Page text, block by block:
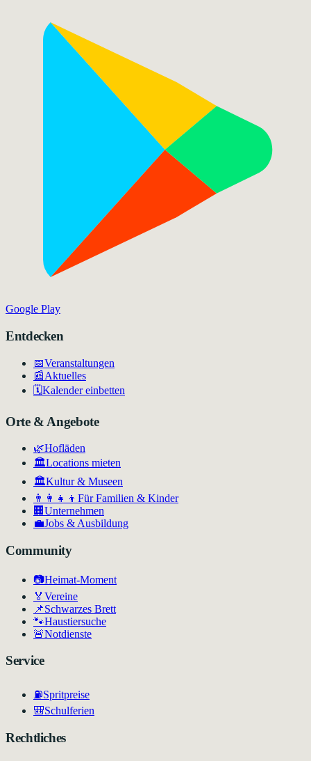
Google Play
Entdecken
📅Veranstaltungen
📰Aktuelles
🗓️Kalender einbetten
Orte & Angebote
🌿Hofläden
🏛️Locations mieten
🏛Kultur & Museen
👨‍👩‍👧‍👦 Für Familien & Kinder
🏢 Unternehmen
💼Jobs & Ausbildung
Community
📷Heimat-Moment
🏅 Vereine
📌Schwarzes Brett
🐾Haustiersuche
🚨Notdienste
Service
⛽Spritpreise
🎒Schulferien
Rechtliches